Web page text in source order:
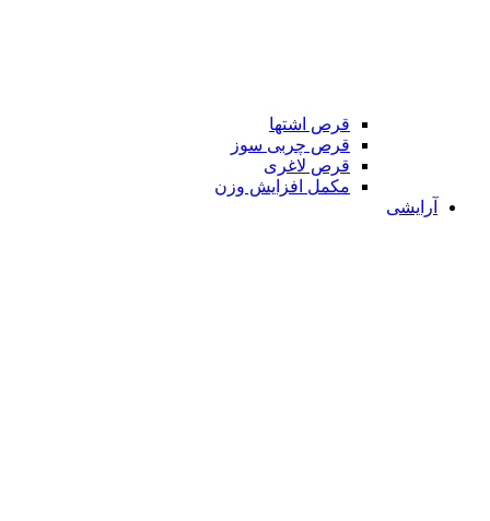
قرص اشتها
قرص چربی سوز
قرص لاغری
مکمل افزایش وزن
آرایشی